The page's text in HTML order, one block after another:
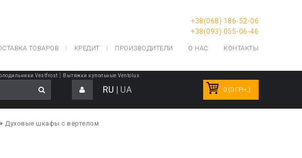
+38(068) 186-52-06
+38(093) 055-06-46
ТОВАРОВ КРЕДИТ ПРОИЗВОДИТЕЛИ О НАС КОНТАКТЫ
Vestfrost Вытяжки купольные Ventolux
RU | UA 0 (0 ГРН.)
Духовые шкафы с вертелом